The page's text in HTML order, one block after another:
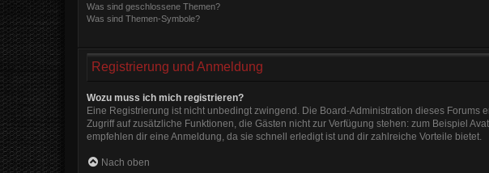
Was sind geschlossene Themen?
Was sind Themen-Symbole?
Registrierung und Anmeldung
Wozu muss ich mich registrieren?
Eine Registrierung ist nicht unbedingt zwingend. Die Board-Administration dieses
Zugriff auf zusätzliche Funktionen, die Gästen nicht zur Verfügung stehen: zum Beispiel
empfehlen dir eine Anmeldung, da sie schnell erledigt ist und dir zahlreiche Vorteile bietet.
Nach oben